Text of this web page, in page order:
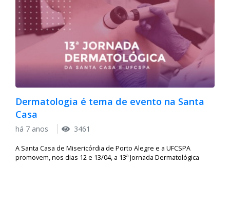
Dermatologia é tema de evento na Santa
Casa
há 7 anos 3461
A Santa Casa de Misericórdia de Porto Alegre e a UFCSPA
promovem, nos dias 12 e 13/04, a 13ª Jornada Dermatológica